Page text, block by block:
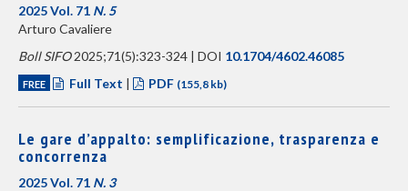
2025 Vol. 71 N. 5
Arturo Cavaliere
Boll SIFO2025;71(5):323-324 | DOI 10.1704/4602.46085
FREE Full Text | PDF (155,8 kb)
Le gare d’appalto: semplificazione, trasparenza e
concorrenza
2025 Vol. 71 N. 3